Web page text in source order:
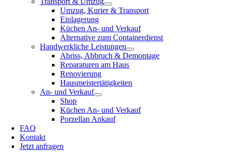
Umzug, Kurier & Transport
Einlagerung
Küchen An- und Verkauf
Alternative zum Containerdienst
Handwerkliche Leistungen
Abriss, Abbruch & Demontage
Reparaturen am Haus
Renovierung
Hausmeistertätigkeiten
An- und Verkauf
Shop
Küchen An- und Verkauf
Porzellan Ankauf
FAQ
Kontakt
Jetzt anfragen